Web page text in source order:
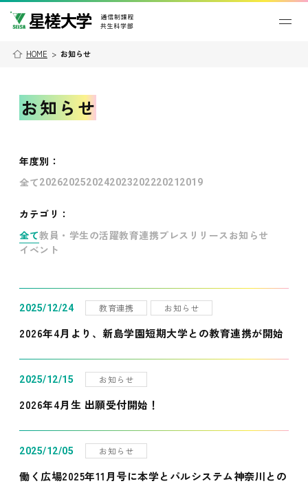
HOME > お知らせ
お知らせ
年度別 ：
全て202620252024202320222021 2019
カテゴリ：
全て教員・学生の活躍教育連携プレスリリース お知らせ
イベント
2025/12/24 教育連携 お知らせ
2026年4月より、新島学園短期大学との教育連携が開始
2025/12/15 お知らせ
2026年4月生 出願受付開始！
2025/12/05 お知らせ
働く広場2025年11月号に本学とパルシステム神奈川との